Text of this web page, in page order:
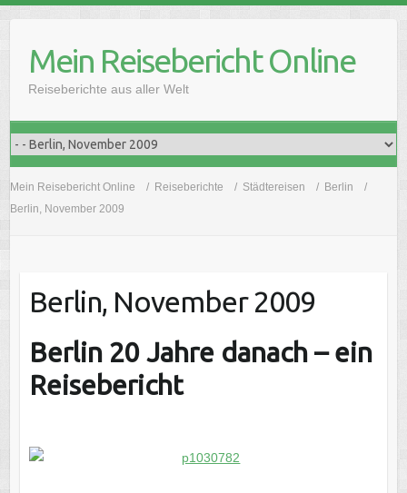
contentMein Reisebericht Online
Reiseberichte aus aller Welt
Mein Reisebericht Online Reiseberichte Städtereisen
Berlin
Berlin, November 2009
Berlin, November 2009
Berlin 20 Jahre danach – ein
Reisebericht